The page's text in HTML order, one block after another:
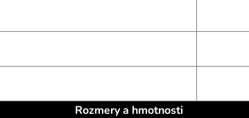
Rozmery a hmotnosti